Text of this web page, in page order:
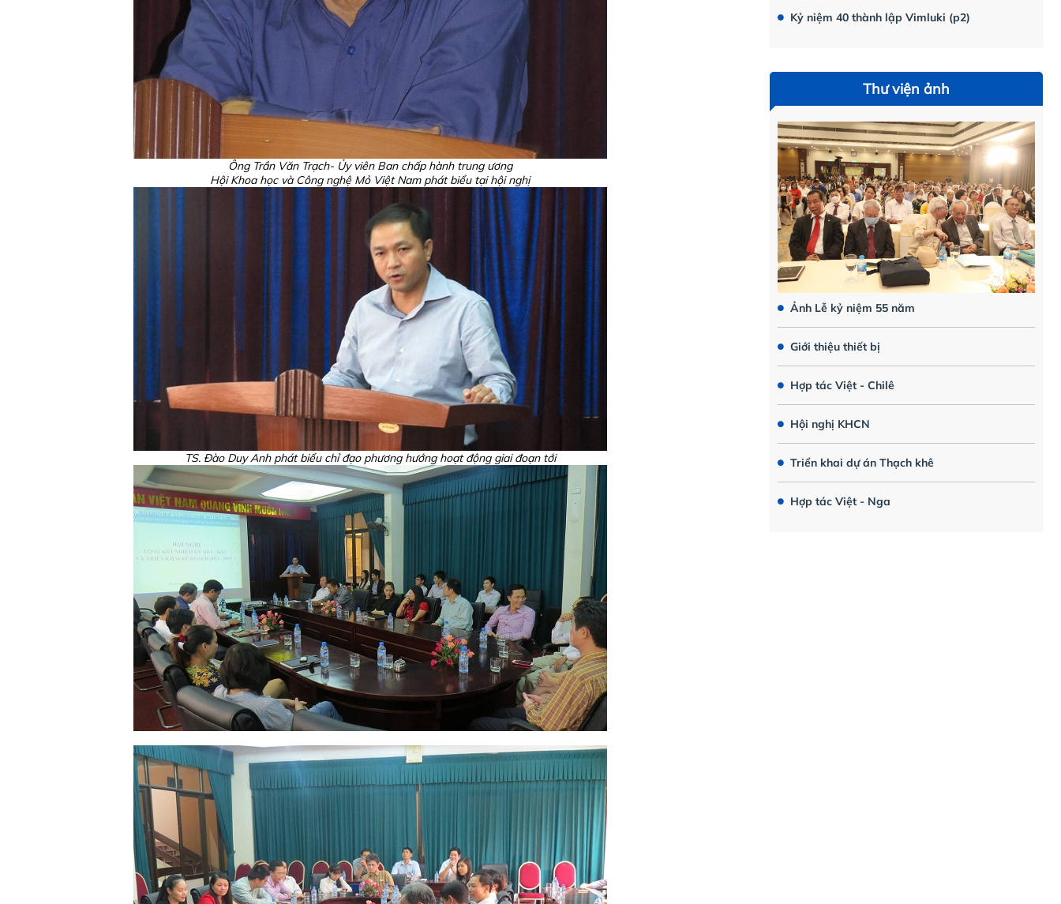
Ông Trần Văn Trạch- Ủy viên Ban chấp hành trung ương
Hội Khoa học và Công nghệ Mỏ Việt Nam phát biểu tại hội nghị
TS. Đào Duy Anh phát biểu chỉ đạo phương hướng hoạt động giai đoạn tới
Kỷ niệm 40 thành lập Vimluki (p2)
Thư viện ảnh
Ảnh Lễ kỷ niệm 55 năm
Giới thiệu thiết bị
Hợp tác Việt - Chilê
Hội nghị KHCN
Triển khai dự án Thạch khê
Hợp tác Việt - Nga